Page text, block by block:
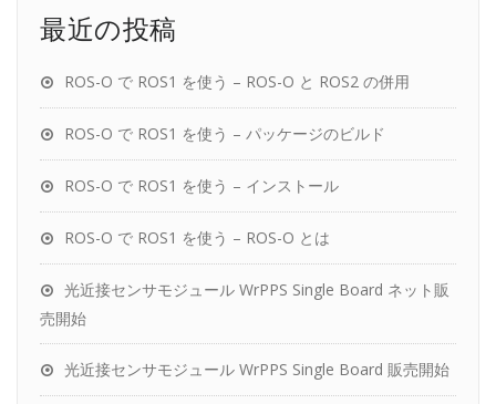
最近の投稿
ROS-O で ROS1 を使う – ROS-O と ROS2 の併用
ROS-O で ROS1 を使う – パッケージのビルド
ROS-O で ROS1 を使う – インストール
ROS-O で ROS1 を使う – ROS-O とは
光近接センサモジュール WrPPS Single Board ネット販
売開始
光近接センサモジュール WrPPS Single Board 販売開始